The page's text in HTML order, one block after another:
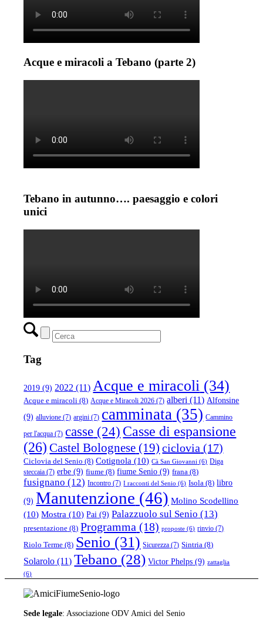
Acque e miracoli a Tebano (parte 2)
Tebano in autunno…. paesaggio e colori
unici
Tag
2019 (9) 2022 (11) Acque e miracoli (34)
Acque e miracoli (8) Acque e Miracoli 2026 (7) alberi (11) Alfonsine
(9) alluvione (7) argini (7) camminata (35) Cammino
per l'acqua (7) casse (24) Casse di espansione
(26) Castel Bolognese (19) ciclovia (17)
Ciclovia del Senio (8) Cotignola (10) Cà San Giovanni (6) Diga
steccaia (7) erbe (9) fiume (8) fiume Senio (9) frana (8)
fusignano (12) Incontro (7) I racconti del Senio (6) Isola (8) libro
(9) Manutenzione (46) Molino Scodellino
(10) Mostra (10) Pai (9) Palazzuolo sul Senio (13)
presentazione (8) Programma (18) proposte (6) rinvio (7)
Riolo Terme (8) Senio (31) Sicurezza (7) Sintria (8)
Solarolo (11) Tebano (28) Victor Phelps (9) zattaglia
(6)
Sede legale: Associazione ODV Amici del Senio